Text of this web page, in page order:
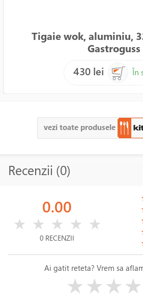
Tigaie wok, aluminiu,
Gastroguss
430 lei
În
vezi toate produsele
Recenzii (0)
0.00
★ ★ ★ ★ ★
0 RECENZII
Ai gatit reteta? Vrem sa
★★★★